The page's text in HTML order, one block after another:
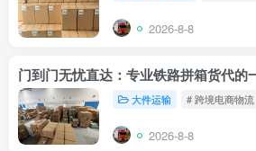
2026-8-8
门到门无忧直达：专业铁路拼箱货代的
大件运输 # 跨境电商物流
2026-8-8